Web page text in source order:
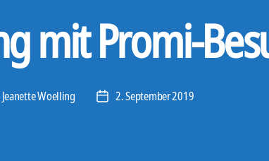
mit Promi-
Jeanette Woelling Veröffentlichungsdatum
2. September 2019